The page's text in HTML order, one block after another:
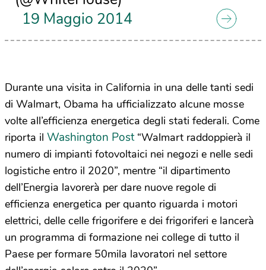
19 Maggio 2014
Durante una visita in California in una delle tanti sedi
di Walmart, Obama ha ufficializzato alcune mosse
volte all’efficienza energetica degli stati federali. Come
riporta il Washington Post“Walmart raddoppierà il
numero di impianti fotovoltaici nei negozi e nelle sedi
logistiche entro il 2020”, mentre “il dipartimento
dell’Energia lavorerà per dare nuove regole di
efficienza energetica per quanto riguarda i motori
elettrici, delle celle frigorifere e dei frigoriferi e lancerà
un programma di formazione nei college di tutto il
Paese per formare 50mila lavoratori nel settore